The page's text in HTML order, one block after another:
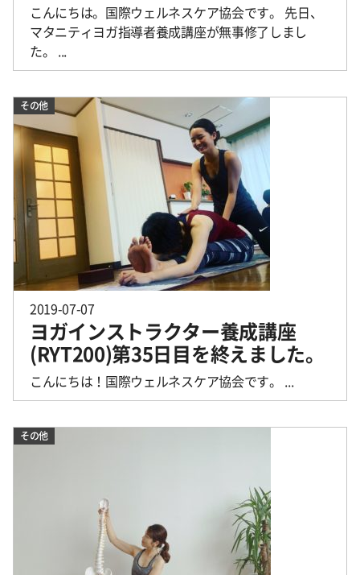
こんにちは。国際ウェルネスケア協会です。 先日、
マタニティヨガ指導者養成講座が無事修了しまし
た。 ...
2019-07-07
ヨガインストラクター養成講座
(RYT200)第35日目を終えました。
こんにちは！国際ウェルネスケア協会です。 ...
その他
その他